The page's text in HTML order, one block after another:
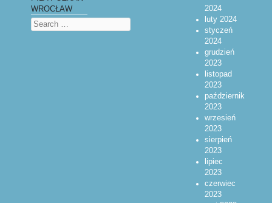
WROCŁAW
Search
2024
luty 2024
styczeń
2024
grudzień
2023
listopad
2023
październik
2023
wrzesień
2023
sierpień
2023
lipiec
2023
czerwiec
2023